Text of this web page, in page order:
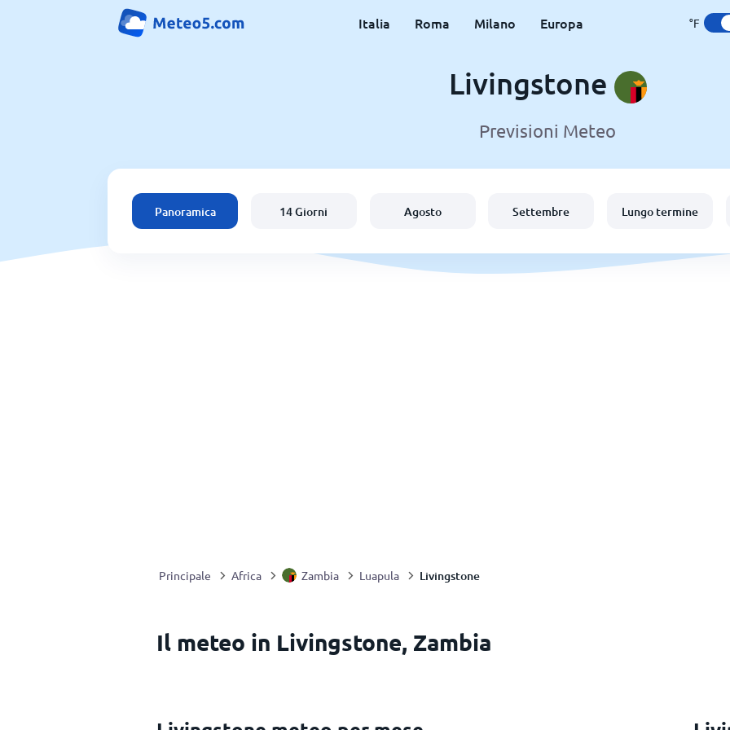
Italia Roma Milano Europa °F
Livingstone
Previsioni Meteo
Panoramica 14 Giorni Agosto Settembre Lungo termine
Principale Africa Zambia Luapula Livingstone
Il meteo in Livingstone, Zambia